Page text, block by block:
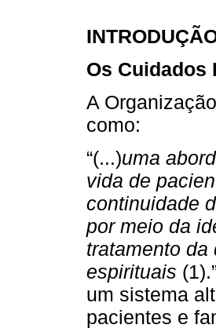
Os Cuidados
A
como:
“(...)uma
vida de
continuidade
por meio da
tratamento
espirituais
um sistema
pacientes e